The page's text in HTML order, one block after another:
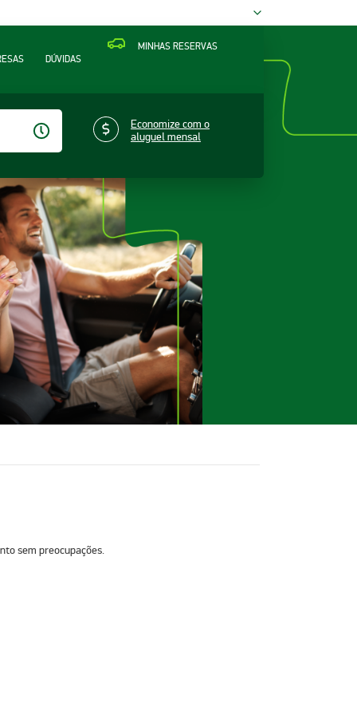
MINHAS RESERVAS
DÚVIDAS
Economize com o
aluguel mensal
sem preocupações.